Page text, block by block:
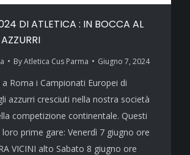
DI ATLETICA : IN BOCCA AL
ByAtletica Cus Parma Giugno 7, 2024
Roma i Campionati Europei di
azzurri cresciuti nella nostra società
competizione continentale. Questi
loro prime gare: Venerdì 7 giugno ore
VICINI alto Sabato 8 giugno ore